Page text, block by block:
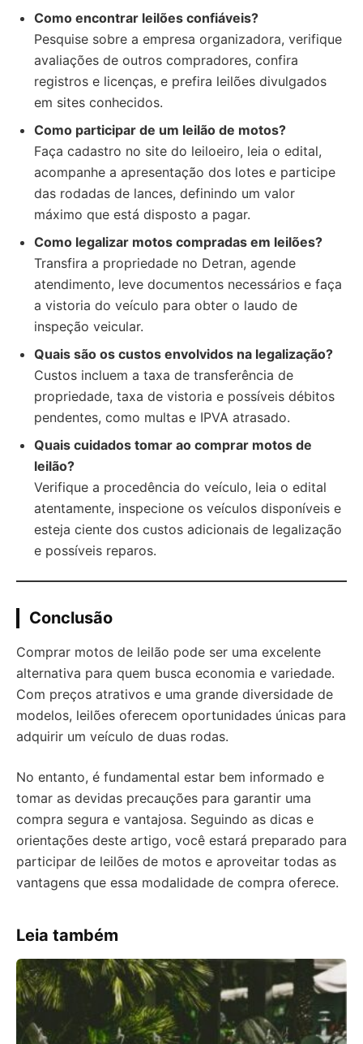
Como encontrar leilões confiáveis?
Pesquise sobre a empresa organizadora, verifique
avaliações de outros compradores, confira
registros e licenças, e prefira leilões divulgados
em sites conhecidos.
Como participar de um leilão de motos?
Faça cadastro no site do leiloeiro, leia o edital,
acompanhe a apresentação dos lotes e participe
das rodadas de lances, definindo um valor
máximo que está disposto a pagar.
Como legalizar motos compradas em leilões?
Transfira a propriedade no Detran, agende
atendimento, leve documentos necessários e faça
a vistoria do veículo para obter o laudo de
inspeção veicular.
Quais são os custos envolvidos na legalização?
Custos incluem a taxa de transferência de
propriedade, taxa de vistoria e possíveis débitos
pendentes, como multas e IPVA atrasado.
Quais cuidados tomar ao comprar motos de
leilão?
Verifique a procedência do veículo, leia o edital
atentamente, inspecione os veículos disponíveis e
esteja ciente dos custos adicionais de legalização
e possíveis reparos.
Conclusão
Comprar motos de leilão pode ser uma excelente
alternativa para quem busca economia e variedade.
Com preços atrativos e uma grande diversidade de
modelos, leilões oferecem oportunidades únicas para
adquirir um veículo de duas rodas.
No entanto, é fundamental estar bem informado e
tomar as devidas precauções para garantir uma
compra segura e vantajosa. Seguindo as dicas e
orientações deste artigo, você estará preparado para
participar de leilões de motos e aproveitar todas as
vantagens que essa modalidade de compra oferece.
Leia também